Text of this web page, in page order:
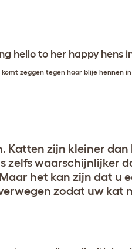
zeggen tegen haar blije hennen
Katten zijn kleiner
zelfs waarschijnlijker
het kan zijn dat u
zodat uw kat